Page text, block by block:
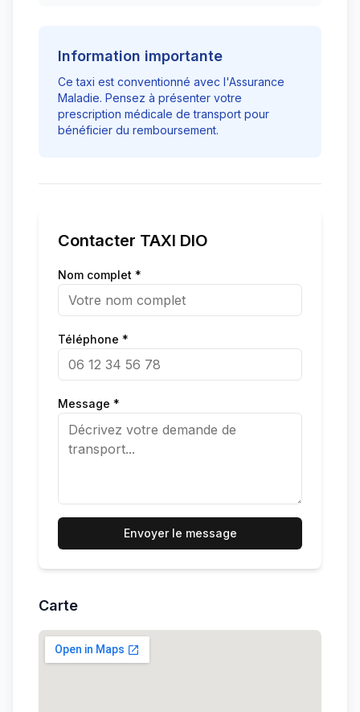
Information importante
Ce taxi est conventionné avec l'Assurance
Maladie. Pensez à présenter votre
prescription médicale de transport pour
bénéficier du remboursement.
Contacter TAXI DIO
Nom complet *
Téléphone *
Message *
Envoyer le message
Carte